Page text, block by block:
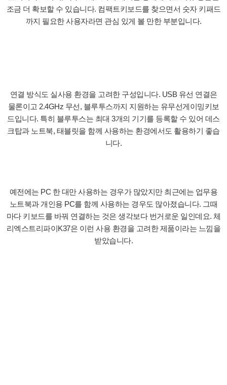
조금 더 확보할 수 있습니다. 컴팩트키보드를 찾으면서 숫자 키패드
까지 필요한 사용자라면 관심 있게 볼 만한 부분입니다.
연결 방식도 실사용 환경을 고려한 구성입니다. USB 유선 연결은
물론이고 2.4GHz 무선, 블루투스까지 지원하는 유무선게이밍키보
드입니다. 특히 블루투스는 최대 3개의 기기를 등록할 수 있어 데스
크탑과 노트북, 태블릿을 함께 사용하는 환경에서도 활용하기 좋습
니다.
예전에는 PC 한 대만 사용하는 경우가 많았지만 최근에는 업무용
노트북과 개인용 PC를 함께 사용하는 경우도 많아졌습니다. 그때
마다 키보드를 바꿔 연결하는 것은 생각보다 번거로운 일인데요. 체
리엑스트리파이K37은 이런 사용 환경을 고려한 제품이라는 느낌을
받았습니다.